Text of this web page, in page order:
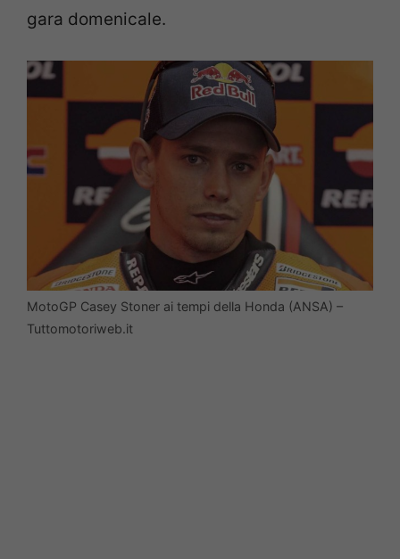
gara domenicale.
MotoGP Casey Stoner ai tempi della Honda (ANSA) –
Tuttomotoriweb.it